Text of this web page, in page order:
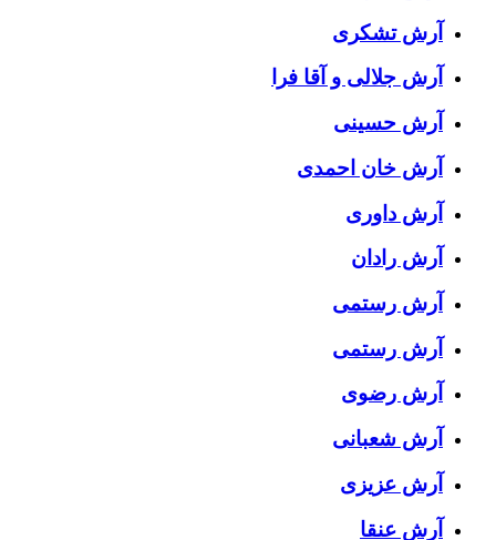
آرش تشکری
آرش جلالی و آقا فرا
آرش حسینی
آرش خان احمدی
آرش داوری
آرش رادان
آرش رستمى
آرش رستمی
آرش رضوی
آرش شعبانی
آرش عزیزی
آرش عنقا